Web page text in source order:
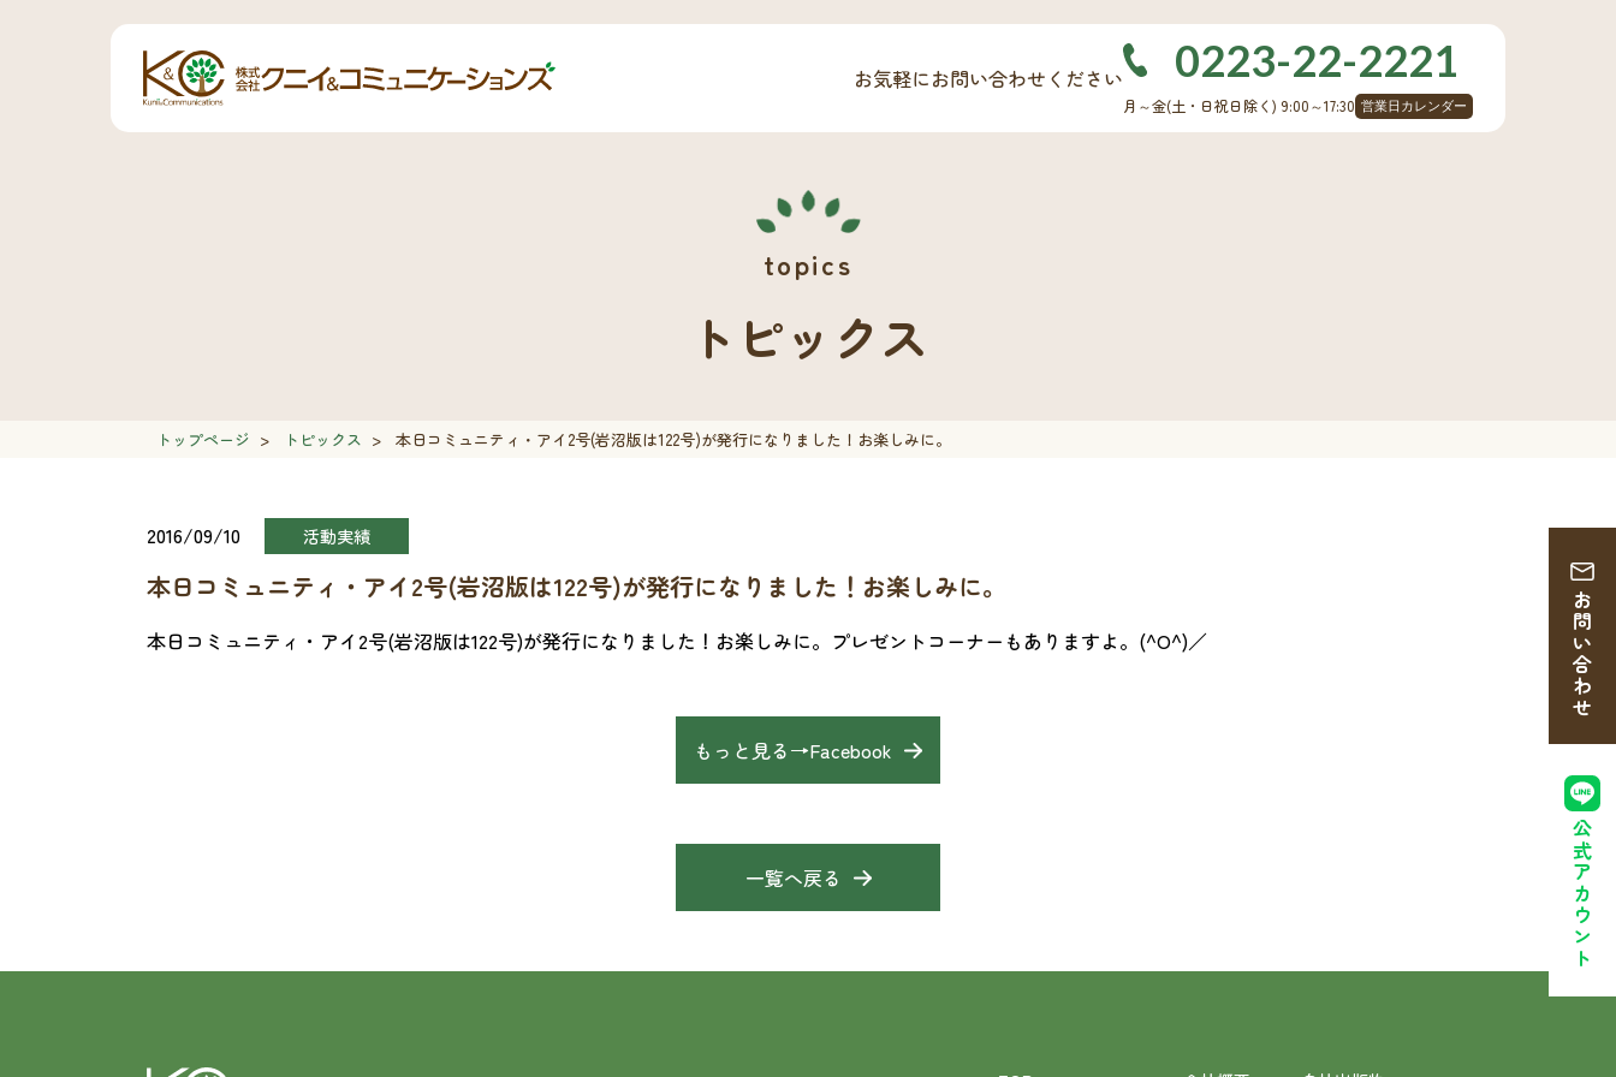
お気軽にお問い合わせください 0223-22-2221
月～金(土・日祝日除く) 9:00～17:30 営業日カレンダー
お問い合わせ
公式アカウント
トピックス
トップページ > トピックス > 本日コミュニティ・アイ2号(岩沼版は122号)が発行になりました！お楽しみに。
2016/09/10 活動実績
本日コミュニティ・アイ2号(岩沼版は122号)が発行になりました！お楽しみに。
本日コミュニティ・アイ2号(岩沼版は122号)が発行になりました！お楽しみに。プレゼントコーナーもありますよ。(^O^)／
もっと見る→Facebook
一覧へ戻る